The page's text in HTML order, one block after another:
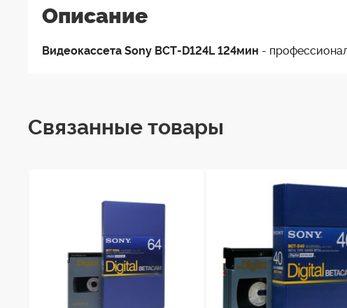
Описание
Видеокассета Sony BCT-D124L 124мин -
Связанные товары